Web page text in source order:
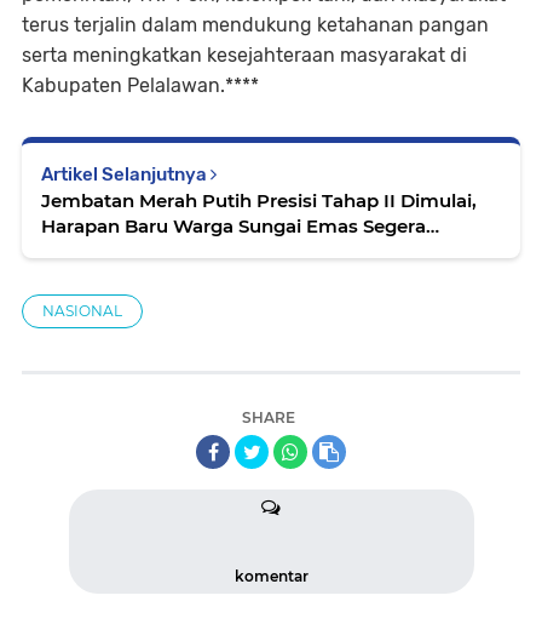
terus terjalin dalam mendukung ketahanan pangan
serta meningkatkan kesejahteraan masyarakat di
Kabupaten Pelalawan.****
Artikel Selanjutnya
Jembatan Merah Putih Presisi Tahap II Dimulai,
Harapan Baru Warga Sungai Emas Segera
NASIONAL
SHARE
komentar